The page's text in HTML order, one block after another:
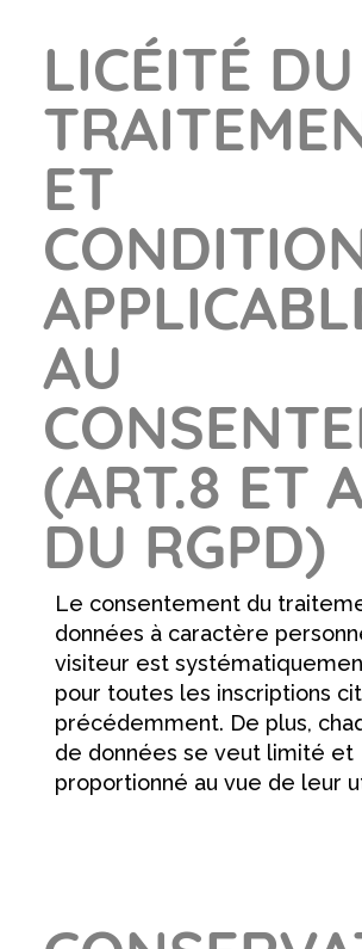
LICÉITÉ DU
ET
AU
(ART.8 ET
DU RGPD)
Le consentement du
données à caractère
visiteur est
pour toutes les inscriptions
précédemment. De plus,
de données se veut limité et
proportionné au vue de leur